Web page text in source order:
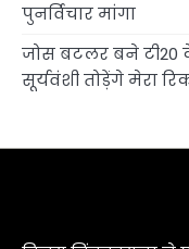
पुनर्विचार मांगा
जोस बटलर बने टी20
सूर्यवंशी तोड़ेंगे मेरा